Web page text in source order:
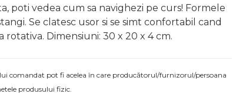
poti vedea cum sa navighezi pe curs! Formele
Se clatesc usor si se simt confortabil cand
rotativa. Dimensiuni: 30 x 20 x 4 cm.
comandat pot fi acelea în care producătorul/furnizorul/persoana
produsului fizic.